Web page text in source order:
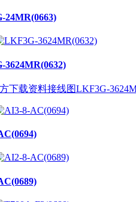
24MR(0663)
3624MR(0632)
下载资料接线图LKF3G-